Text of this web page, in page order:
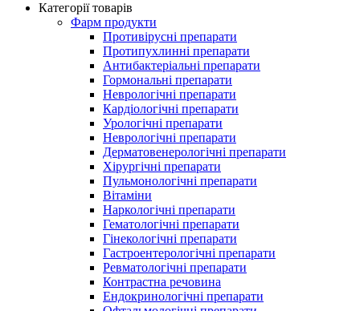
Категорії товарів
Фарм продукти
Противірусні препарати
Протипухлинні препарати
Антибактеріальні препарати
Гормональні препарати
Неврологічні препарати
Кардіологічні препарати
Урологічні препарати
Неврологічні препарати
Дерматовенерологічні препарати
Хірургічні препарати
Пульмонологічні препарати
Вітаміни
Наркологічні препарати
Гематологічні препарати
Гінекологічні препарати
Гастроентерологічні препарати
Ревматологічні препарати
Контрастна речовина
Eндокринологічні препарати